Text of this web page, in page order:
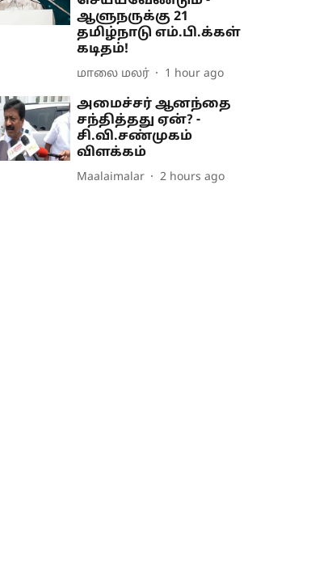
ஆளுநருக்கு 21
தமிழ்நாடு எம்.பி.க்கள்
கடிதம்!
மாலை மலர் 1 hour ago
அமைச்சர் ஆனந்தை
சந்தித்தது ஏன்? -
சி.வி.சண்முகம்
விளக்கம்
Maalaimalar 2 hours ago